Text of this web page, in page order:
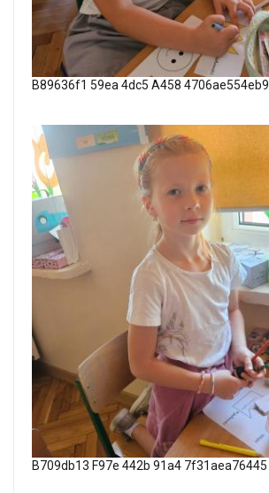
B89636f1 59ea 4dc5 A458 4706ae554eb9
B709db13 F97e 442b 91a4 7f31aea76445